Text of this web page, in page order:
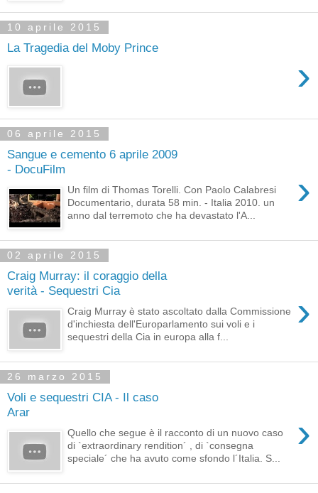
10 aprile 2015
La Tragedia del Moby Prince
›
06 aprile 2015
Sangue e cemento 6 aprile 2009
- DocuFilm
›
Un film di Thomas Torelli. Con Paolo Calabresi
Documentario, durata 58 min. - Italia 2010. un
anno dal terremoto che ha devastato l'A...
02 aprile 2015
Craig Murray: il coraggio della
verità - Sequestri Cia
›
Craig Murray è stato ascoltato dalla Commissione
d'inchiesta dell'Europarlamento sui voli e i
sequestri della Cia in europa alla f...
26 marzo 2015
Voli e sequestri CIA - Il caso
Arar
›
Quello che segue è il racconto di un nuovo caso
di `extraordinary rendition´ , di `consegna
speciale´ che ha avuto come sfondo l´Italia. S...